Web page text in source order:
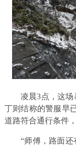
凌晨3点，这
丁则结称的警服早
道路符合通行条件
“师傅，路面